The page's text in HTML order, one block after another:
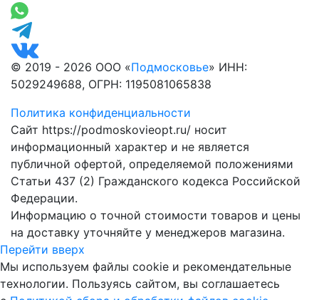
© 2019 - 2026 ООО «Подмосковье» ИНН:
5029249688, ОГРН: 1195081065838
Политика конфиденциальности
Сайт https://podmoskovieopt.ru/ носит
информационный характер и не является
публичной офертой, определяемой положениями
Статьи 437 (2) Гражданского кодекса Российской
Федерации.
Информацию о точной стоимости товаров и цены
на доставку уточняйте у менеджеров магазина.
Перейти вверх
Мы используем файлы cookie и рекомендательные
технологии. Пользуясь сайтом, вы соглашаетесь